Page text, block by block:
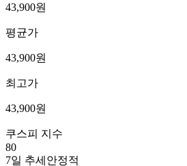
43,900원
평균가
43,900원
최고가
43,900원
쿠스피 지수
80
7일 추세 안정적